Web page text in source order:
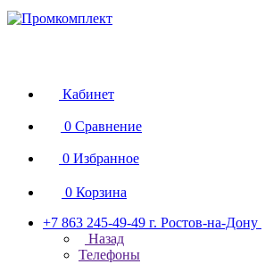
Кабинет
0 Сравнение
0 Избранное
0 Корзина
+7 863 245-49-49 г. Ростов-на-Дону
Назад
Телефоны